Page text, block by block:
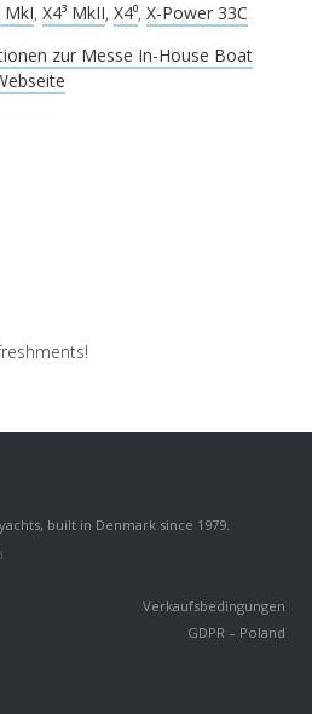
MkI, X4³ MkII, X4⁰, X-Power 33C
zur Messe In-House Boat
built in Denmark since 1979.
Verkaufsbedingungen
GDPR – Poland